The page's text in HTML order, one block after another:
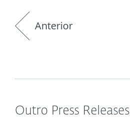
Anterior
Outro Press Releases